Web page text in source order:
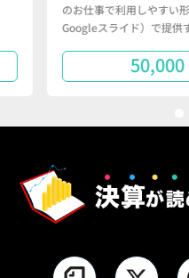
のお仕事で利用しやすい
Googleスライド）で提供
50,000